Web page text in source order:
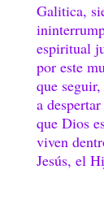
Galitica,
espiritual
por este
que
a
que Dios
viven
Jesús, el